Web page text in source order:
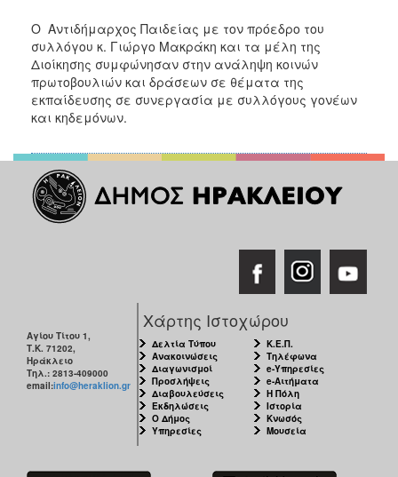
Ο Αντιδήμαρχος Παιδείας με τον πρόεδρο του
συλλόγου κ. Γιώργο Μακράκη και τα μέλη της
Διοίκησης συμφώνησαν στην ανάληψη κοινών
πρωτοβουλιών και δράσεων σε θέματα της
εκπαίδευσης σε συνεργασία με συλλόγους γονέων
και κηδεμόνων.
Αγίου Τίτου 1,
Τ.Κ. 71202,
Ηράκλειο
Τηλ.: 2813-409000
email:info@heraklion.gr
Χάρτης Ιστοχώρου
Δελτία Τύπου
Ανακοινώσεις
Διαγωνισμοί
Προσλήψεις
Διαβουλεύσεις
Εκδηλώσεις
Ο Δήμος
Υπηρεσίες
Κ.Ε.Π.
Τηλέφωνα
e-Υπηρεσίες
e-Αιτήματα
Η Πόλη
Ιστορία
Κνωσός
Μουσεία